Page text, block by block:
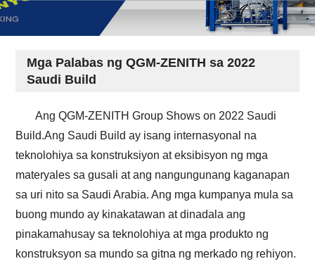
Mga Palabas ng QGM-ZENITH sa 2022
Saudi Build
Ang QGM-ZENITH Group Shows on 2022 Saudi
Build.Ang Saudi Build ay isang internasyonal na
teknolohiya sa konstruksiyon at eksibisyon ng mga
materyales sa gusali at ang nangungunang kaganapan
sa uri nito sa Saudi Arabia. Ang mga kumpanya mula sa
buong mundo ay kinakatawan at dinadala ang
pinakamahusay sa teknolohiya at mga produkto ng
konstruksyon sa mundo sa gitna ng merkado ng rehiyon.